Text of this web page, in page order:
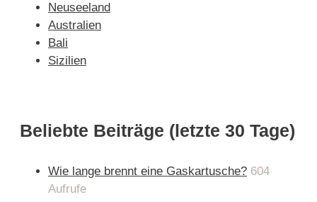
Neuseeland
Australien
Bali
Sizilien
Beliebte Beiträge (letzte 30 Tage)
Wie lange brennt eine Gaskartusche? 604
Aufrufe